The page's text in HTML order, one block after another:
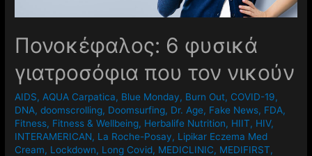
Πονοκέφαλος: 6 φυσικά
γιατροσόφια που τον νικούν
AIDS, AQUA Carpatica, Blue Monday, Burn Out, COVID-19,
DNA,doomscrolling, Doomsurfing, Dr. Age, Fake News, FDA,
Fitness, Fitness & Wellbeing, Herbalife Nutrition, HIIT, HIV,
INTERAMERICAN, La Roche-Posay, Lipikar Eczema Med
Cream, Lockdown, Long Covid, MEDICLINIC, MEDIFIRST,